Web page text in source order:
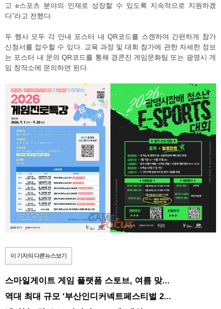
고 e스포츠 분야의 인재로 성장할 수 있도록 지속적으로 지원하겠
다”라고 전했다.
두 행사 모두 각 안내 포스터 내 QR코드를 스캔하여 간편하게 참가
신청서를 접수할 수 있다. 교육 과정 및 대회 참가에 관한 자세한 정보
는 포스터 내 문의 QR코드를 통해 경콘진 게임문화팀 또는 광명시 게
임 창작소에 문의하면 된다.
이 기자의 다른뉴스보기
스마일게이트 게임 플랫폼 스토브, 여름 맞...
역대 최대 규모 '부산인디커넥트페스티벌 2...